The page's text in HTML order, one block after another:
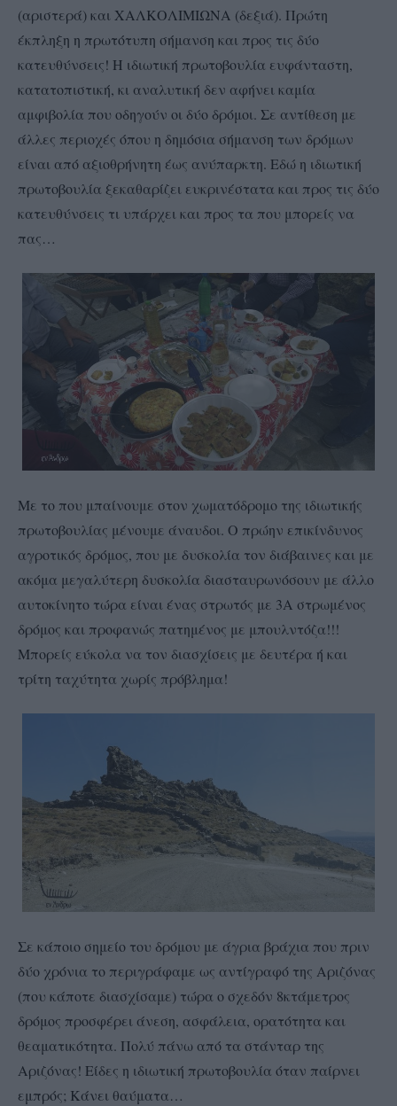
(αριστερά) και ΧΑΛΚΟΛΙΜΙΩΝΑ (δεξιά). Πρώτη
έκπληξη η πρωτότυπη σήμανση και προς τις δύο
κατευθύνσεις! Η ιδιωτική πρωτοβουλία ευφάνταστη,
κατατοπιστική, κι αναλυτική δεν αφήνει καμία
αμφιβολία που οδηγούν οι δύο δρόμοι. Σε αντίθεση με
άλλες περιοχές όπου η δημόσια σήμανση των δρόμων
είναι από αξιοθρήνητη έως ανύπαρκτη. Εδώ η ιδιωτική
πρωτοβουλία ξεκαθαρίζει ευκρινέστατα και προς τις δύο
κατευθύνσεις τι υπάρχει και προς τα που μπορείς να
πας…
Με το που μπαίνουμε στον χωματόδρομο της ιδιωτικής
πρωτοβουλίας μένουμε άναυδοι. Ο πρώην επικίνδυνος
αγροτικός δρόμος, που με δυσκολία τον διάβαινες και με
ακόμα μεγαλύτερη δυσκολία διασταυρωνόσουν με άλλο
αυτοκίνητο τώρα είναι ένας στρωτός με 3Α στρωμένος
δρόμος και προφανώς πατημένος με μπουλντόζα!!!
Μπορείς εύκολα να τον διασχίσεις με δευτέρα ή και
τρίτη ταχύτητα χωρίς πρόβλημα!
Σε κάποιο σημείο του δρόμου με άγρια βράχια που πριν
δύο χρόνια το περιγράφαμε ως αντίγραφό της Αριζόνας
(που κάποτε διασχίσαμε) τώρα ο σχεδόν 8κτάμετρος
δρόμος προσφέρει άνεση, ασφάλεια, ορατότητα και
θεαματικότητα. Πολύ πάνω από τα στάνταρ της
Αριζόνας! Είδες η ιδιωτική πρωτοβουλία όταν παίρνει
εμπρός; Κάνει θαύματα…